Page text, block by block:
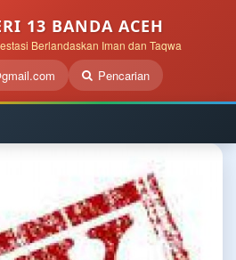
13 BANDA ACEH
Berlandaskan Iman dan Taqwa
Pencarian